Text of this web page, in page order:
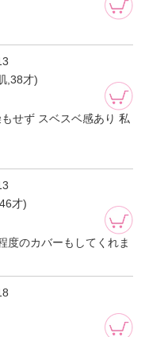
,38才)
せず スベスベ感あり 私
才)
度のカバーもしてくれま